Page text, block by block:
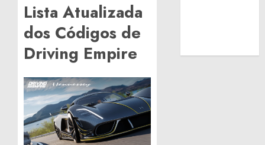
Lista Atualizada
dos Códigos de
Driving Empire